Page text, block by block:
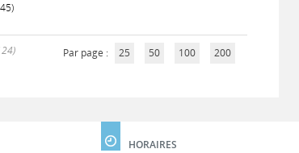
Par page : 25 50 100 200
HORAIRES